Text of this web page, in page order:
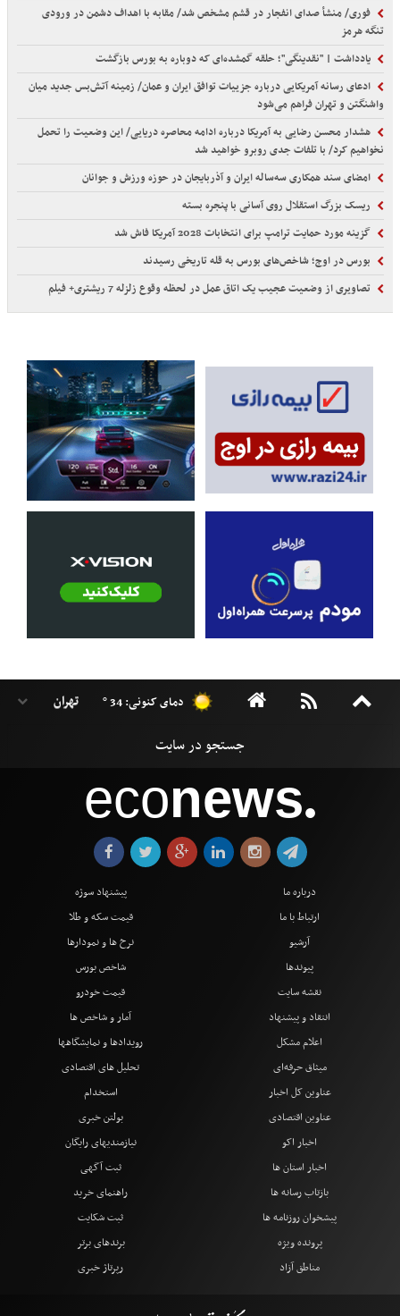
فوری/ منشأ صدای انفجار در قشم مشخص شد/ مقابه با اهداف دشمن در ورودی
تنگه هرمز
یادداشت | "نقدینگی"؛ حلقه گمشده‌ای که دوباره به بورس بازگشت
ادعای رسانه آمریکایی درباره جزییات توافق ایران و عمان/ زمینه آتش‌بس جدید میان
واشنگتن و تهران فراهم می‌شود
هشدار محسن رضایی به آمریکا درباره ادامه محاصره دریایی/ این وضعیت را تحمل
نخواهیم کرد/ با تلفات جدی روبرو خواهید شد
امضای سند همکاری سه‌ساله ایران و آذربایجان در حوزه ورزش و جوانان
ریسک بزرگ استقلال روی آسانی با پنجره بسته
گزینه مورد حمایت ترامپ برای انتخابات 2028 آمریکا فاش شد
بورس در اوج؛ شاخص‌های بورس به قله تاریخی رسیدند
تصاویری از وضعیت عجیب یک اتاق عمل در لحظه وقوع زلزله 7 ریشتری+ فیلم
دمای کنونی: 34 °
econews●
درباره ما
ارتباط با ما
آرشیو
پیوندها
نقشه سایت
انتقاد و پیشنهاد
اعلام مشکل
میثاق حرفه‌ای
پیشنهاد سوژه
قیمت سکه و طلا
نرخ ها و نمودارها
شاخص بورس
قیمت خودرو
آمار و شاخص ها
رویدادها و نمایشگاهها
تحلیل های اقتصادی
عناوین کل اخبار
عناوین اقتصادی
اخبار اکو
اخبار استان ها
بازتاب رسانه ها
پیشخوان روزنامه ها
پرونده ویژه
مناطق آزاد
استخدام
بولتن خبری
نیازمندیهای رایگان
ثبت آگهی
راهنمای خرید
ثبت شکایت
برندهای برتر
رپرتاژ خبری